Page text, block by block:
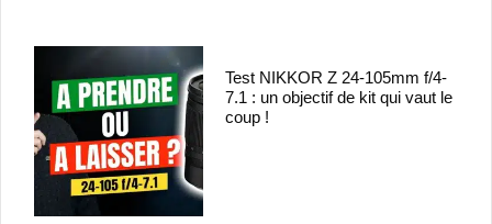
Test NIKKOR Z 24-105mm f/4-
7.1 : un objectif de kit qui vaut le
coup !